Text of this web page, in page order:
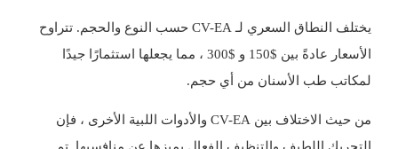
يختلف النطاق السعري لـ CV-EA حسب النوع والحجم. تتراوح
الأسعار عادةً بين $150 و $300 ، مما يجعلها استثمارًا جيدًا
لمكاتب طب الأسنان من أي حجم.
من حيث الاختلاف بين CV-EA والأدوات اللبية الأخرى ، فإن